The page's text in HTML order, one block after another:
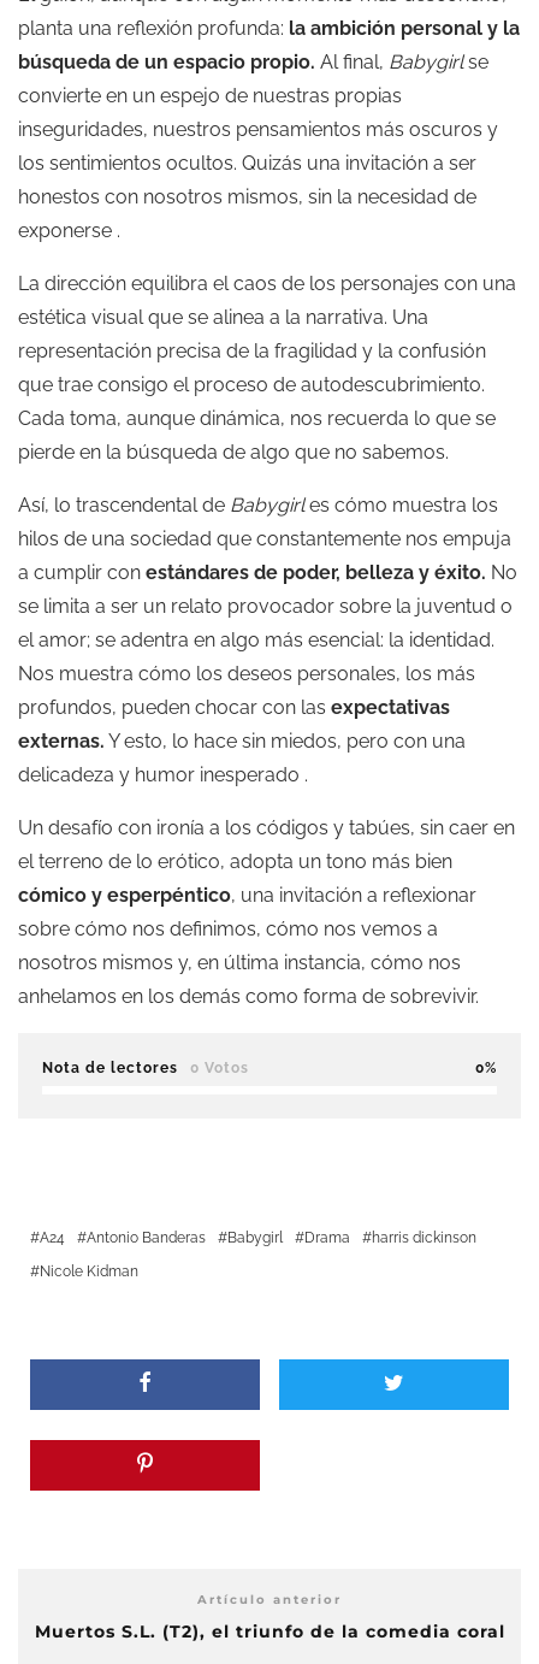
planta una reflexión profunda: la ambición personal y la
búsqueda de un espacio propio. Al final, Babygirlse
convierte en un espejo de nuestras propias
inseguridades, nuestros pensamientos más oscuros y
los sentimientos ocultos. Quizás una invitación a ser
honestos con nosotros mismos, sin la necesidad de
exponerse .
La dirección equilibra el caos de los personajes con una
estética visual que se alinea a la narrativa. Una
representación precisa de la fragilidad y la confusión
que trae consigo el proceso de autodescubrimiento.
Cada toma, aunque dinámica, nos recuerda lo que se
pierde en la búsqueda de algo que no sabemos.
Así, lo trascendental de Babygirles cómo muestra los
hilos de una sociedad que constantemente nos empuja
a cumplir con estándares de poder, belleza y éxito. No
se limita a ser un relato provocador sobre la juventud o
el amor; se adentra en algo más esencial: la identidad.
Nos muestra cómo los deseos personales, los más
profundos, pueden chocar con las expectativas
externas. Y esto, lo hace sin miedos, pero con una
delicadeza y humor inesperado .
Un desafío con ironía a los códigos y tabúes, sin caer en
el terreno de lo erótico, adopta un tono más bien
cómico y esperpéntico, una invitación a reflexionar
sobre cómo nos definimos, cómo nos vemos a
nosotros mismos y, en última instancia, cómo nos
anhelamos en los demás como forma de sobrevivir.
Nota de lectores 0 Votos 0
A24 Antonio Banderas Babygirl Drama
harris dickinson
Nicole Kidman
Artículo anterior
Muertos S.L. (T2), el triunfo de la comedia coral